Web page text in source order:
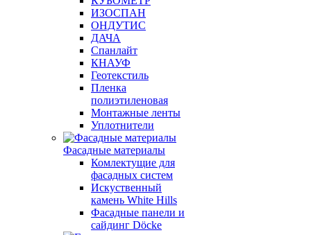
ИЗОСПАН
ОНДУТИС
ДАЧА
Спанлайт
КНАУФ
Геотекстиль
Пленка
полиэтиленовая
Монтажные ленты
Уплотнители
Фасадные материалы
Комлектущие для
фасадных систем
Искуственный
камень White Hills
Фасадные панели и
сайдинг Döcke